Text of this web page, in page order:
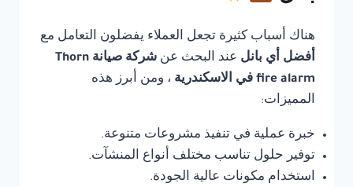
هناك أسباب كثيرة تجعل العملاء يفضلون التعامل مع
أفضل أي بانل عند البحث عن
شركة صيانة Thorn
fire alarm في الاسكندرية
، ومن أبرز هذه
المميزات:
خبرة عملية في تنفيذ مشروعات متنوعة.
توفير حلول تناسب مختلف أنواع المنشآت.
استخدام مكونات عالية الجودة.